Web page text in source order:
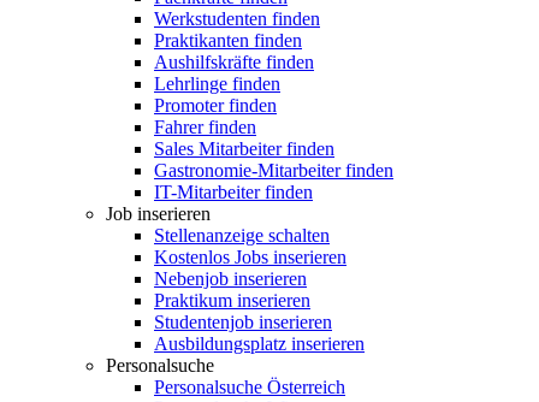
Werkstudenten finden
Praktikanten finden
Aushilfskräfte finden
Lehrlinge finden
Promoter finden
Fahrer finden
Sales Mitarbeiter finden
Gastronomie-Mitarbeiter finden
IT-Mitarbeiter finden
Job inserieren
Stellenanzeige schalten
Kostenlos Jobs inserieren
Nebenjob inserieren
Praktikum inserieren
Studentenjob inserieren
Ausbildungsplatz inserieren
Personalsuche
Personalsuche Österreich